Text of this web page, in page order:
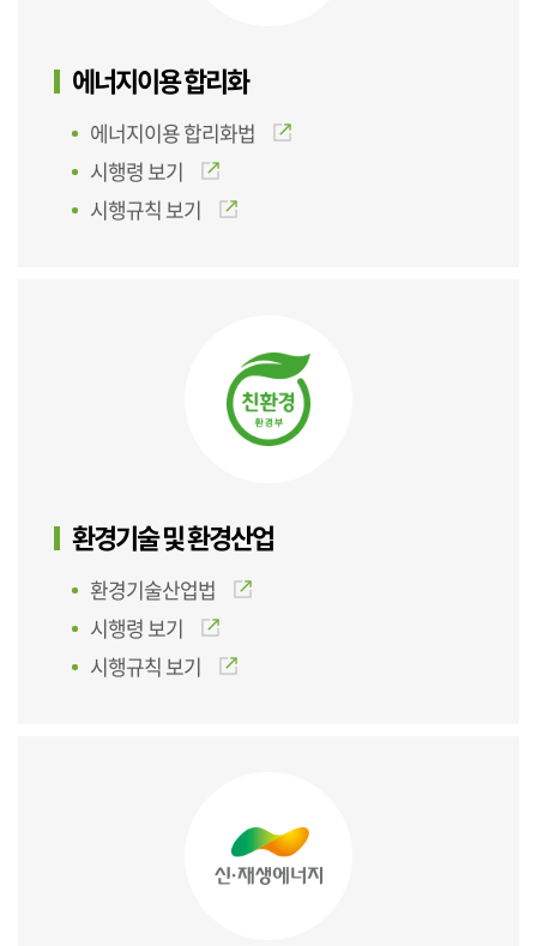
에너지이용 합리화
에너지이용 합리화법
시행령 보기
시행규칙 보기
환경기술 및 환경산업
환경기술산업법
시행령 보기
시행규칙 보기